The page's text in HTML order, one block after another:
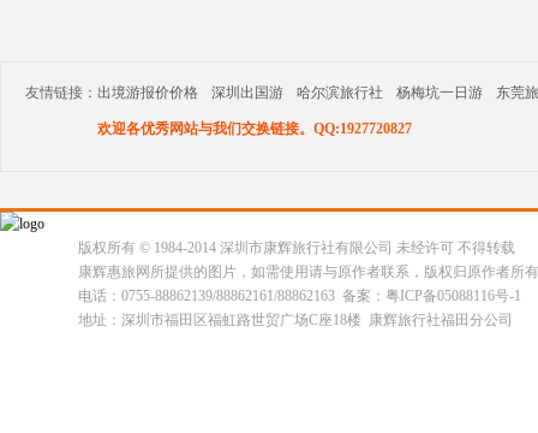
友情链接： 出境游报价价格 深圳出国游 哈尔滨旅行社 杨梅坑一日游 东莞
欢迎各优秀网站与我们交换链接。QQ:1927720827
版权所有 © 1984-2014 深圳市康辉旅行社有限公司 未经许可 不得转载
康辉惠旅网所提供的图片，如需使用请与原作者联系，版权归原作者所
电话：0755-88862139/88862161/88862163 备案：粤ICP备05088116号-1
地址：深圳市福田区福虹路世贸广场C座18楼 康辉旅行社福田分公司